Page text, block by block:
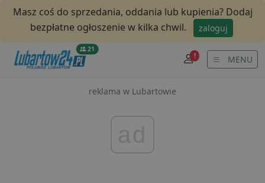
Masz coś do sprzedania, oddania lub kupienia? Dodaj
bezpłatne ogłoszenie w kilka chwil.
zaloguj
21
! MENU
reklama w Lubartowie